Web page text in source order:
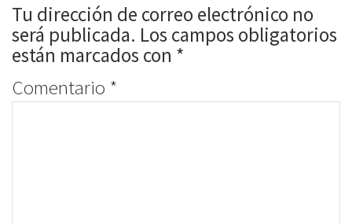
Tu dirección de correo electrónico no
será publicada. Los campos obligatorios
están marcados con *
Comentario *